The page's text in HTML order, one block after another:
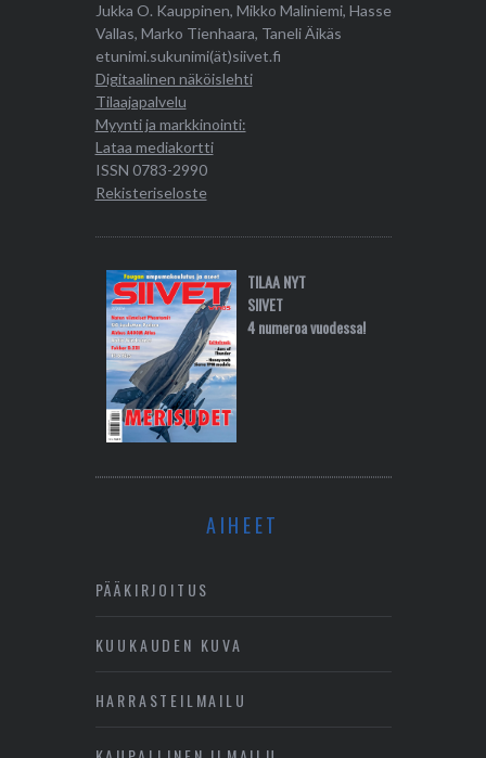
Jukka O. Kauppinen, Mikko Maliniemi, Hasse
Vallas, Marko Tienhaara, Taneli Äikäs
etunimi.sukunimi(ät)siivet.fi
Digitaalinen näköislehti
Tilaajapalvelu
Myynti ja markkinointi:
Lataa mediakortti
ISSN 0783-2990
Rekisteriseloste
TILAA NYT
SIIVET
4 numeroa vuodessa!
AIHEET
PÄÄKIRJOITUS
KUUKAUDEN KUVA
HARRASTEILMAILU